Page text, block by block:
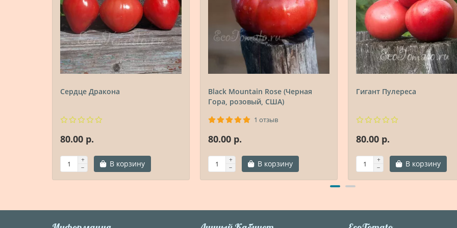
Сердце Дракона
80.00 р.
В корзину
Black Mountain Rose (Черная
Гора, розовый, США)
1 отзыв
80.00 р.
В корзину
Гигант Пулереса
80.00 р.
В корзину